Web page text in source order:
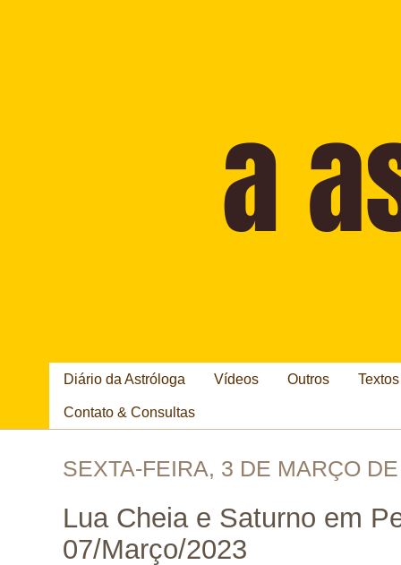
Diário da Astróloga Vídeos Outros
Contato & Consultas
SEXTA-FEIRA, 3 DE MARÇO
Lua Cheia e Saturno em
07/Março/2023